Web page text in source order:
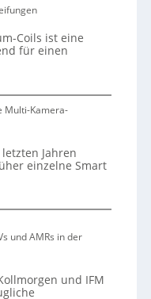
Coils ist eine
für einen
Multi-Kamera-
Jahren
einzelne Smart
und AMRs in der
und IFM